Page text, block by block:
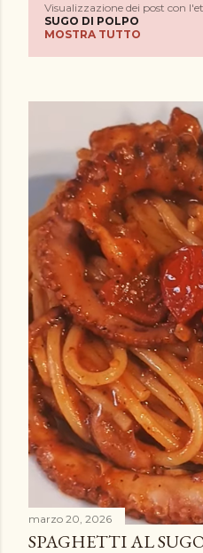
o
s
Visualizzazione dei post con
SUGO DI POLPO
MOSTRA TUTTO
marzo 20, 2026
SPAGHETTI AL